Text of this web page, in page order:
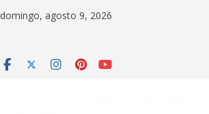
domingo, agosto 9, 2026